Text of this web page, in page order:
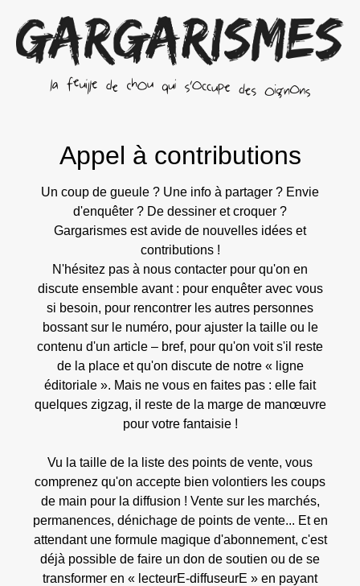
Appel à contributions
Un coup de gueule ? Une info à partager ? Envie
d'enquêter ? De dessiner et croquer ?
Gargarismes est avide de nouvelles idées et
contributions !
N'hésitez pas à nous contacter pour qu'on en
discute ensemble avant : pour enquêter avec vous
si besoin, pour rencontrer les autres personnes
bossant sur le numéro, pour ajuster la taille ou le
contenu d'un article – bref, pour qu'on voit s'il reste
de la place et qu'on discute de notre « ligne
éditoriale ». Mais ne vous en faites pas : elle fait
quelques zigzag, il reste de la marge de manœuvre
pour votre fantaisie !
Vu la taille de la liste des points de vente, vous
comprenez qu'on accepte bien volontiers les coups
de main pour la diffusion ! Vente sur les marchés,
permanences, dénichage de points de vente... Et en
attendant une formule magique d'abonnement, c'est
déjà possible de faire un don de soutien ou de se
transformer en « lecteurE-diffuseurE » en payant